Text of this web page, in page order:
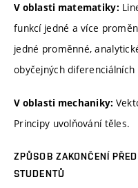
V oblasti matematiky:
funkcí jedné a více
jedné proměnné,
obyčejných
V oblasti mechaniky:
Principy uvolňování těles.
ZPŮSOB ZAKONČENÍ
STUDENTŮ